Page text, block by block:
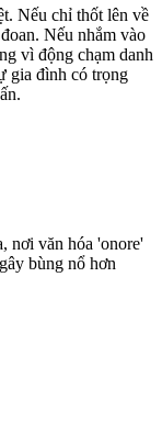
Nếu chỉ thốt lên về
Nếu nhắm vào
vì động chạm danh
gia đình có trọng
nơi văn hóa 'onore'
bùng nổ hơn